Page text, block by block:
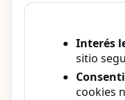
Interés
sitio
cookies